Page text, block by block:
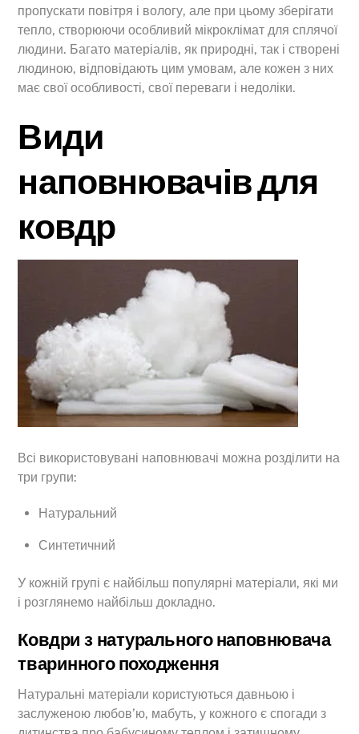
пропускати повітря і вологу, але при цьому зберігати
тепло, створюючи особливий мікроклімат для сплячої
людини. Багато матеріалів, як природні, так і створені
людиною, відповідають цим умовам, але кожен з них
має свої особливості, свої переваги і недоліки.
Види
наповнювачів для
ковдр
Всі використовувані наповнювачі можна розділити на
три групи:
Натуральний
Синтетичний
У кожній групі є найбільш популярні матеріали, які ми
і розглянемо найбільш докладно.
Ковдри з натурального наповнювача
тваринного походження
Натуральні матеріали користуються давньою і
заслуженою любов’ю, мабуть, у кожного є спогади з